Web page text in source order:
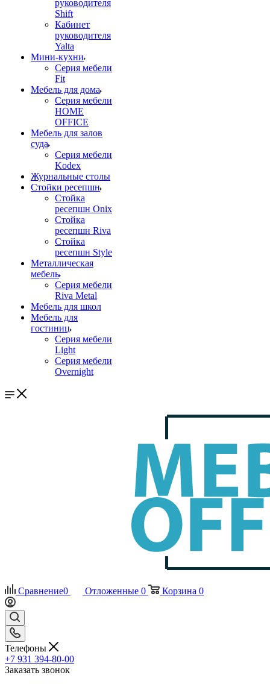
руководителя
Shift
Кабинет
руководителя
Yalta
Мини-кухни
Серия мебели
Fit
Мебель для дома
Серия мебели
HOME
OFFICE
Мебель для залов
суда
Серия мебели
Kodex
Журнальные столы
Стойки ресепшн
Стойка
ресепшн Onix
Стойка
ресепшн Riva
Стойка
ресепшн Style
Металлическая
мебель
Серия мебели
Riva Metal
Мебель для школ
Мебель для
гостиниц
Серия мебели
Light
Серия мебели
Overnight
Сравнение0 Отложенные 0 Корзина 0
Телефоны
+7 931 394-80-00
Заказать звонок